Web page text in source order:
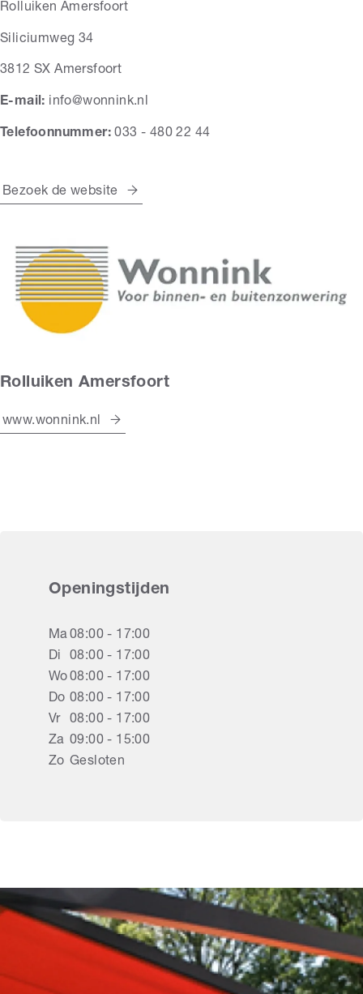
Rolluiken Amersfoort
Siliciumweg 34
3812 SX Amersfoort
E-mail: info@wonnink.nl
Telefoonnummer: 033 - 480 22 44
Bezoek de website
Rolluiken Amersfoort
www.wonnink.nl
Openingstijden
Ma08:00 - 17:00
Di
08:00 - 17:00
Wo08:00 - 17:00
Do 08:00 - 17:00
Vr
08:00 - 17:00
Za 09:00 - 15:00
Zo Gesloten